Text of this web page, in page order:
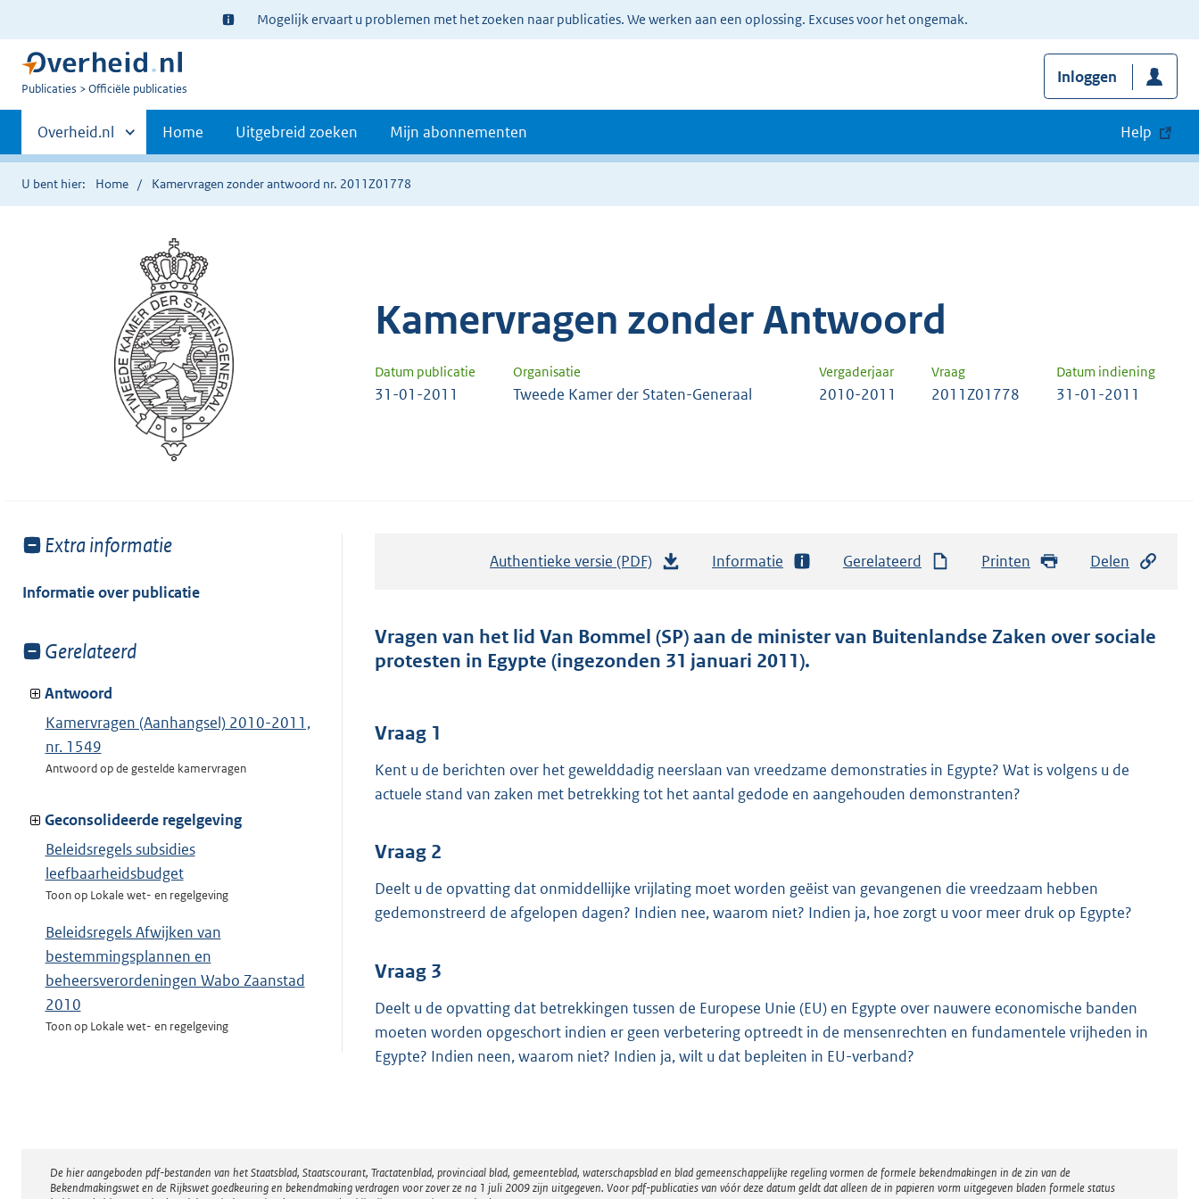
Ter
informatie:
Mogelijk ervaart u problemen met het zoeken naar publicaties. We werken aan een oplossing. Excuses voor het ongemak.
U
Publicaties Officiële publicaties
Inloggen
Primaire
navigatie
Andere
sites
binnen
Overheid.nl Home Uitgebreid zoeken Mijn abonnementen Help
U bent hier: Home Kamervragen zonder antwoord nr. 2011Z01778
Kamervragen zonder Antwoord
Datum publicatie Organisatie Vergaderjaar Vraag Datum indiening
31-01-2011 Tweede Kamer der Staten-Generaal 2010-2011 2011Z01778 31-01-2011
Toon
van:
Extra informatie
Informatie over publicatie
Toon
van:
Gerelateerd
Antwoord
Kamervragen (Aanhangsel) 2010-2011,
nr. 1549
Antwoord op de gestelde kamervragen
Geconsolideerde regelgeving
Beleidsregels subsidies
leefbaarheidsbudget
Toon op Lokale wet- en regelgeving
Beleidsregels Afwijken van
bestemmingsplannen en
beheersverordeningen Wabo Zaanstad
2010
Toon op Lokale wet- en regelgeving
Subsidieplafonds 2011 beleidsvelden
Authentieke versie (PDF)
t
a
r
o
e
:
b
Informatie Gerelateerd Printen Delen
Vragen van het lid Van Bommel (SP) aan de minister van Buitenlandse Zaken over sociale
protesten in Egypte (ingezonden 31 januari 2011).
Vraag 1
Kent u de berichten over het gewelddadig neerslaan van vreedzame demonstraties in Egypte? Wat is volgens u de
actuele stand van zaken met betrekking tot het aantal gedode en aangehouden demonstranten?
Vraag 2
Deelt u de opvatting dat onmiddellijke vrijlating moet worden geëist van gevangenen die vreedzaam hebben
gedemonstreerd de afgelopen dagen? Indien nee, waarom niet? Indien ja, hoe zorgt u voor meer druk op Egypte?
Vraag 3
Deelt u de opvatting dat betrekkingen tussen de Europese Unie (EU) en Egypte over nauwere economische banden
moeten worden opgeschort indien er geen verbetering optreedt in de mensenrechten en fundamentele vrijheden in
Egypte? Indien neen, waarom niet? Indien ja, wilt u dat bepleiten in EU-verband?
Disclaimer
De hier aangeboden pdf-bestanden van het Staatsblad, Staatscourant, Tractatenblad, provinciaal blad, gemeenteblad, waterschapsblad en blad gemeenschappelijke regeling vormen de formele bekendmakingen in de zin van de
Bekendmakingswet en de Rijkswet goedkeuring en bekendmaking verdragen voor zover ze na 1 juli 2009 zijn uitgegeven. Voor pdf-publicaties van vóór deze datum geldt dat alleen de in papieren vorm uitgegeven bladen formele status